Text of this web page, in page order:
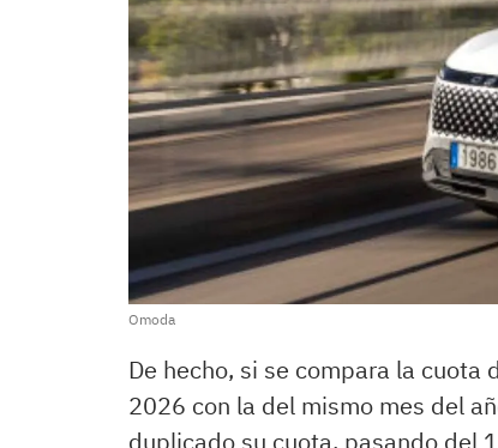
Omoda
De hecho, si se compara la cuota
2026 con la del mismo mes del
duplicado su cuota, pasando del